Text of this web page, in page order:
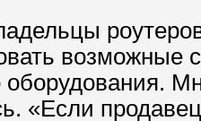
возможные
оборудования.
«Если